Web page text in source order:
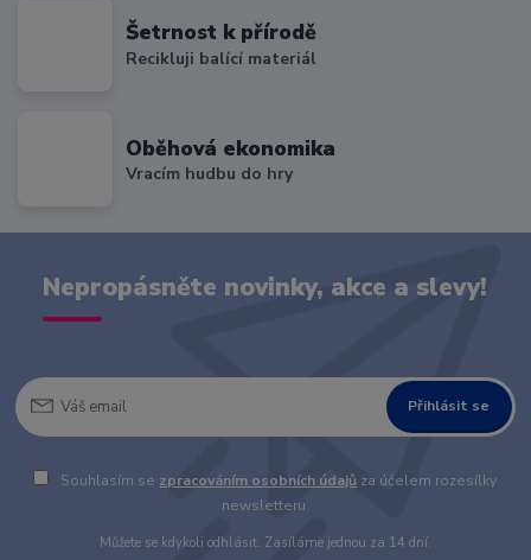
Šetrnost k přírodě
Recikluji balící materiál
Oběhová ekonomika
Vracím hudbu do hry
Nepropásněte novinky, akce a slevy!
Přihlásit se
Souhlasím se zpracováním osobních údajů za účelem rozesílky
newsletteru.
Můžete se kdykoli odhlásit. Zasíláme jednou za 14 dní.